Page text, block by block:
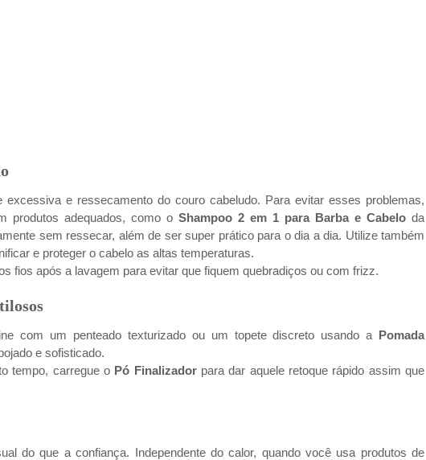
excessiva e ressecamento do couro cabeludo. Para evitar esses problemas,
produtos adequados, como o Shampoo 2 em 1 para Barba e Cabelo da
sem ressecar, além de ser super prático para o dia a dia. Utilize também
e proteger o cabelo as altas temperaturas.
fios após a lavagem para evitar que fiquem quebradiços ou com frizz.
com um penteado texturizado ou um topete discreto usando a Pomada
e sofisticado.
tempo, carregue o Pó Finalizador para dar aquele retoque rápido assim que
do que a confiança. Independente do calor, quando você usa produtos de